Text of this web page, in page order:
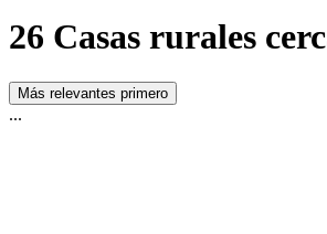
26 Casas rurales
Más relevantes primero
...